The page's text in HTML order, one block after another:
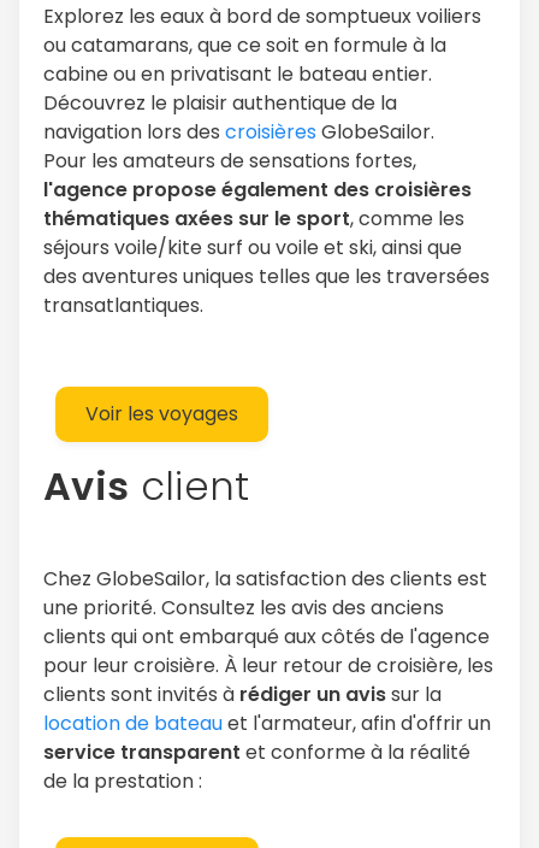
Explorez les eaux à bord de somptueux voiliers
ou catamarans, que ce soit en formule à la
cabine ou en privatisant le bateau entier.
Découvrez le plaisir authentique de la
navigation lors des croisières GlobeSailor.
Pour les amateurs de sensations fortes,
l'agence propose également des croisières
thématiques axées sur le sport, comme les
séjours voile/kite surf ou voile et ski, ainsi que
des aventures uniques telles que les traversées
transatlantiques.
Voir les voyages
Avis client
Chez GlobeSailor, la satisfaction des clients est
une priorité. Consultez les avis des anciens
clients qui ont embarqué aux côtés de l'agence
pour leur croisière. À leur retour de croisière, les
clients sont invités à rédiger un avissur la
location de bateauet l'armateur, afin d'offrir un
service transparent et conforme à la réalité
de la prestation :